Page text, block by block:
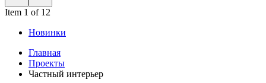
Item 1 of 12
Новинки
Главная
Проекты
Частный интерьер